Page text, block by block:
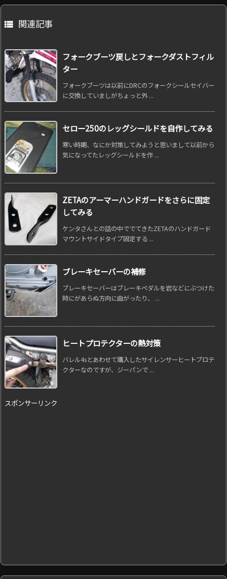
 関連記事
フォークブーツ戻しとフォークダストフィル
ター
フォークブーツは以前にDRCのフォークシールセイバー
に交換していましがちょっと外 ...
セロー250のレッグシールドを自作してみる
寒い時期、なにか対策してみようと思いまして以前から
気になってたレッグシールドを作 ...
ZETAのアーマーハンドガードをさらに固定
してみる
ケンタさんとの話の中ででてきたZETAのハンドガード
マウントサイドタイプ固定する ...
ブレーキセーバーの補修
ブレーキセーバーはブレーキペダルを岩などにぶつけた
時にがあらぬ方向に曲がったり、 ...
ヒートプロテクターの熱対策
バレル4sとあわせて購入したサイレンサーヒートプロテ
クターなのですが、ジーパンで ...
スポンサーリンク